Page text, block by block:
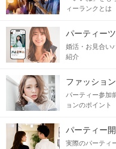
ィーランクとは
パーティー
婚活・お見合い
紹介
ファッショ
パーティー参加
ョンのポイント
パーティー
実際のパーティ